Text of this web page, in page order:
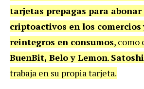
tarjetas prepagas para abonar
criptoactivos en los comercios
reintegros en consumos, como
BuenBit, Belo y Lemon.
trabaja en su propia tarjeta.